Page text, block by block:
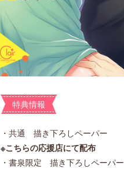
特典情報
・共通 描き下ろしペーパー
※こちらの応援店にて配布
・書泉限定 描き下ろしペーパー